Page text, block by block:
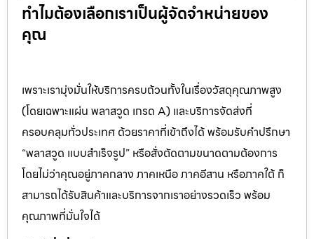
ทำไมต้องเลือกเราเป็นผู้จัดจำหน่ายของ
คุณ
เพราะเรามุ่งมั่นให้บริการครบถ้วนทั้งในเรื่องวัสดุคุณภาพสูง
(โดยเฉพาะแผ่น พลาสวูด เกรด A) และบริการจัดส่งที่
ครอบคลุมทั่วประเทศ ด้วยราคาที่เข้าถึงได้ พร้อมรับคำปรึกษา
“พลาสวูด แบบสำเร็จรูป” หรือสั่งตัดตามขนาดตามต้องการ
โดยไม่ว่าคุณอยู่ภาคกลาง ภาคเหนือ ภาคอีสาน หรือภาคใต้ ก็
สามารถได้รับสินค้าและบริการจากเราอย่างรวดเร็ว พร้อม
คุณภาพที่มั่นใจได้